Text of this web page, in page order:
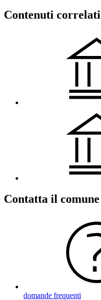
Contenuti correlati
Contatta il comune
domande frequenti